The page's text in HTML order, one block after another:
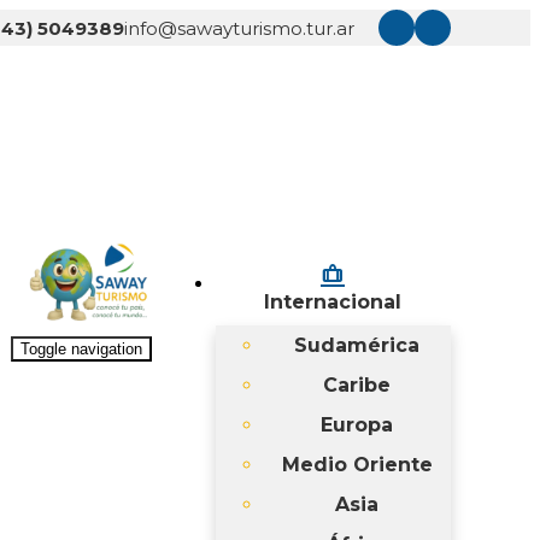
5049389info@sawayturismo.tur.ar
Toggle navigation
checked_bag
Internacional
Sudamérica
Caribe
Europa
Medio Oriente
Asia